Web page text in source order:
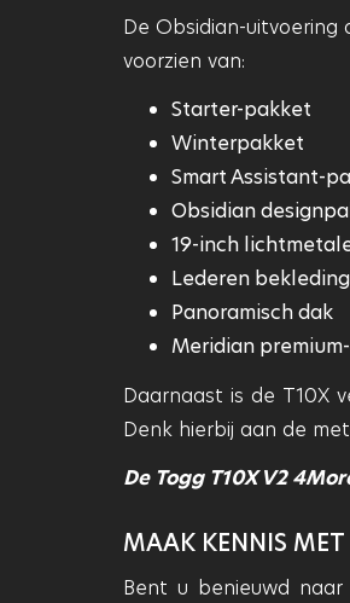
De Obsidian-
voorzien van:
Starter-pakket
Winterpakket
Smart Assistant-
Obsidian
19-inch
Lederen bekleding
Panoramisch dak
Meridian
Daarnaast is de T10X
Denk hierbij aan de
De Togg T10X V2
MAAK KENNIS
Bent u benieuwd